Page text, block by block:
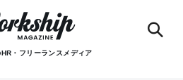
・フリーランスメディア